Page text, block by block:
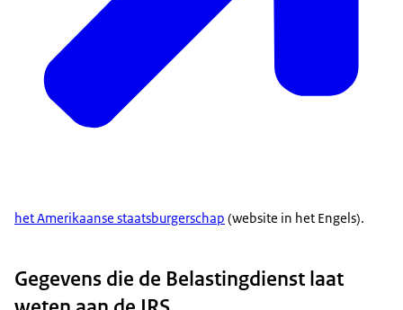
het Amerikaanse staatsburgerschap (website in het Engels).
Gegevens die de Belastingdienst laat